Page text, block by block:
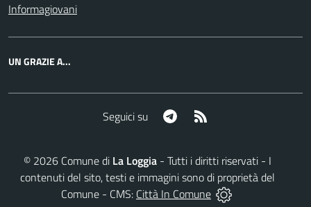
Informagiovani
UN GRAZIE A...
Seguici su Telegram
© 2026Comune di La Loggia- Tutti i diritti riservati - I
contenuti del sito, testi e immagini sono di proprietà del
Comune - CMS: Città In Comune